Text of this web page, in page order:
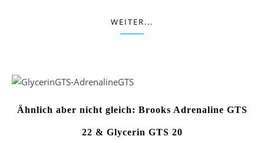
WEITER...
Ähnlich aber nicht gleich: Brooks Adrenaline GTS
22 & Glycerin GTS 20